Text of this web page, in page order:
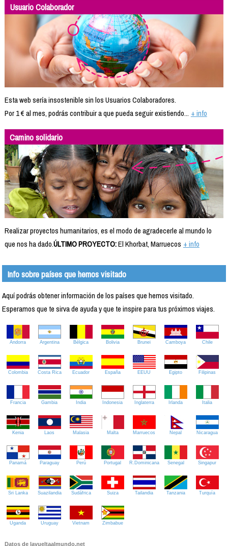
Usuario Colaborador
Esta web sería insostenible sin los Usuarios Colaboradores.
Por 1 € al mes, podrás contribuir a que pueda seguir existiendo... + info
Camino solidario
Realizar proyectos humanitarios, es el modo de agradecerle al mundo lo
que nos ha dado.ÚLTIMO PROYECTO:El Khorbat, Marruecos + info
Info sobre países que hemos visitado
Aquí podrás obtener información de los países que hemos visitado.
Esperamos que te sirva de ayuda y que te inspire para tus próximos viajes.
Andorra Argentina Bélgica Bolivia Brunei Camboya Chile
Colombia Costa Rica Ecuador España EEUU Egipto Filipinas
Francia Gambia India Indonesia Inglaterra Irlanda Italia
Kenia Laos Malasia Malta Marruecos Nepal Nicaragua
Panamá Paraguay Perú Portugal R.Dominicana Senegal Singapur
Sri Lanka Suazilandia Sudáfrica Suiza Tailandia Tanzania Turquía
Uganda Uruguay Vietnam Zimbabue
Datos de lavueltaalmundo.net